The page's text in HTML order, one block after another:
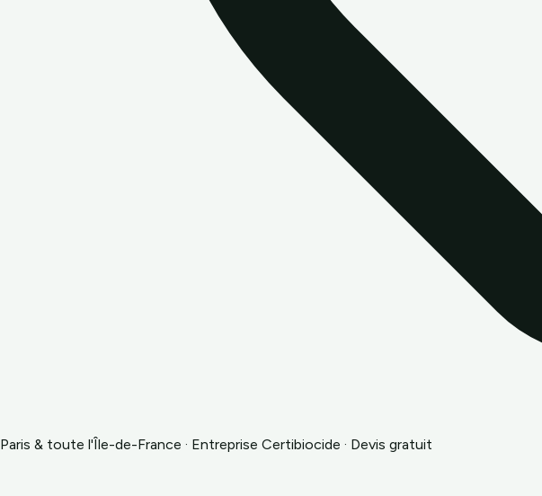
Paris & toute l'Île-de-France · Entreprise Certibiocide · Devis gratuit